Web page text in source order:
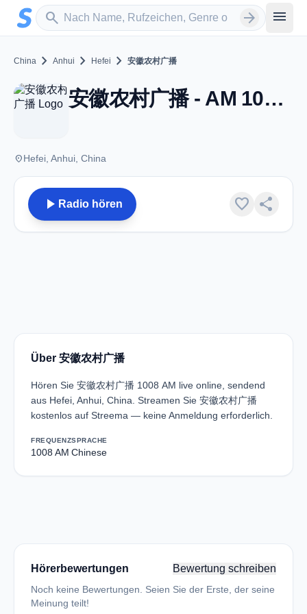
Zum Hauptinhalt springen
search
Sender suchen arrow_forward menu
China chevron_right Anhui chevron_right Hefei chevron_right 安徽农村广播
安徽农村广播 - AM 1008 - Hefei
placeHefei, Anhui, China
play_arrow Radio hören favorite share
Über 安徽农村广播
Hören Sie 安徽农村广播 1008 AM live online, sendend
aus Hefei, Anhui, China. Streamen Sie 安徽农村广播
kostenlos auf Streema — keine Anmeldung erforderlich.
FREQUENZ
1008 AM
SPRACHE
Chinese
Hörerbewertungen Bewertung schreiben
Noch keine Bewertungen. Seien Sie der Erste, der seine
Meinung teilt!